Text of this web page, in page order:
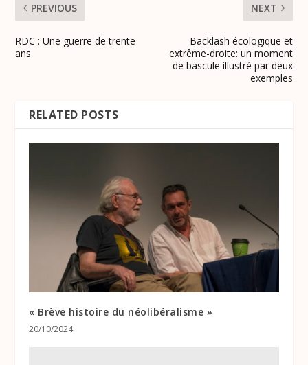
PREVIOUS
RDC : Une guerre de trente
ans
NEXT
Backlash écologique et
extrême-droite: un moment
de bascule illustré par deux
exemples
RELATED POSTS
« Brève histoire du néolibéralisme »
20/10/2024